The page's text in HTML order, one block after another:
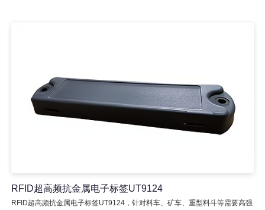
RFID超高频抗金属电子标签UT9124
RFID超高频抗金属电子标签UT9124，针对料车、矿车、重型料斗等需要高强